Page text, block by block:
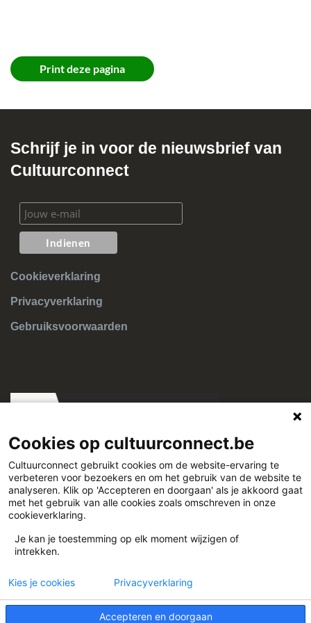
Controle van de verbinding en opnieuw starten
Print deze pagina
Schrijf je in voor de nieuwsbrief van
Cultuurconnect
Cookieverklaring
Privacyverklaring
Gebruiksvoorwaarden
Cultuurconnect
www.cultuurconnect.be
Cookies op cultuurconnect.be
Cultuurconnect gebruikt cookies om de website-ervaring te
verbeteren voor bezoekers en om het gebruik van de website te
analyseren. Klik op 'Accepteren en doorgaan' als je akkoord gaat
met het gebruik van alle cookies zoals omschreven in onze
cookieverklaring.
Je kan je toestemming op elk moment wijzigen of
intrekken.
Accepteren en doorgaan
Kies je cookies Privacyverklaring